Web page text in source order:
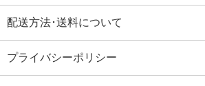
配送方法･送料について
プライバシーポリシー